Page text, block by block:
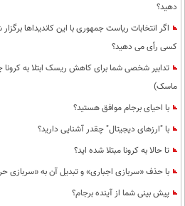
دهید؟
اگر انتخابات ریاست جمهوری با این کاندیداها
کسی رأی می دهید؟
تدابیر شخصی شما برای کاهش ریسک ابتلا به
ماسک)
با احیای برجام موافق هستید؟
با "ارزهای دیجیتال" چقدر آشنایی دارید؟
تا حالا به کرونا مبتلا شده اید؟
با حذف «سربازی اجباری» و تبدیل آن به «سربازی
پیش بینی شما از آینده برجام؟